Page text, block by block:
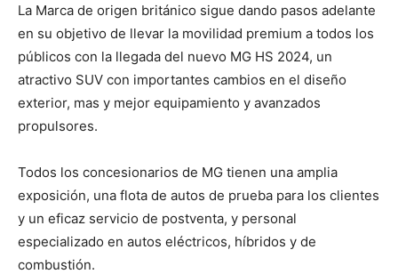
La Marca de origen británico sigue dando pasos adelante
en su objetivo de llevar la movilidad premium a todos los
públicos con la llegada del nuevo MG HS 2024, un
atractivo SUV con importantes cambios en el diseño
exterior, mas y mejor equipamiento y avanzados
propulsores.
Todos los concesionarios de MG tienen una amplia
exposición, una flota de autos de prueba para los clientes
y un eficaz servicio de postventa, y personal
especializado en autos eléctricos, híbridos y de
combustión.